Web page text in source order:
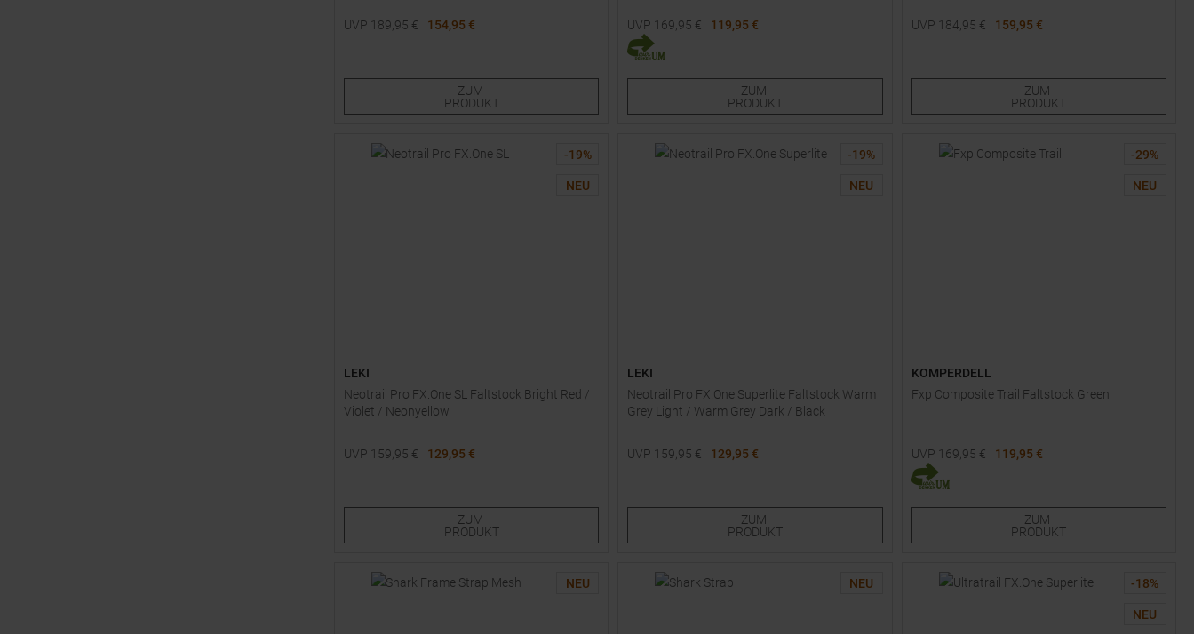
UVP 189,95 €
154,95 €
ZUM
PRODUKT
UVP 169,95 €
119,95 €
Verfügbare Größen:
ZUM
PRODUKT
UVP 184,95 €
159,95 €
ZUM
PRODUKT
-19%
NEU
LEKI
Neotrail Pro FX.One SL Faltstock Bright Red /
Violet / Neonyellow
UVP 159,95 €
129,95 €
ZUM
PRODUKT
-19%
NEU
LEKI
Neotrail Pro FX.One Superlite Faltstock Warm
Grey Light / Warm Grey Dark / Black
UVP 159,95 €
129,95 €
ZUM
PRODUKT
-29%
NEU
KOMPERDELL
Fxp Composite Trail Faltstock Green
UVP 169,95 €
119,95 €
Verfügbare Größen:
ZUM
PRODUKT
NEU NEU -18%
NEU